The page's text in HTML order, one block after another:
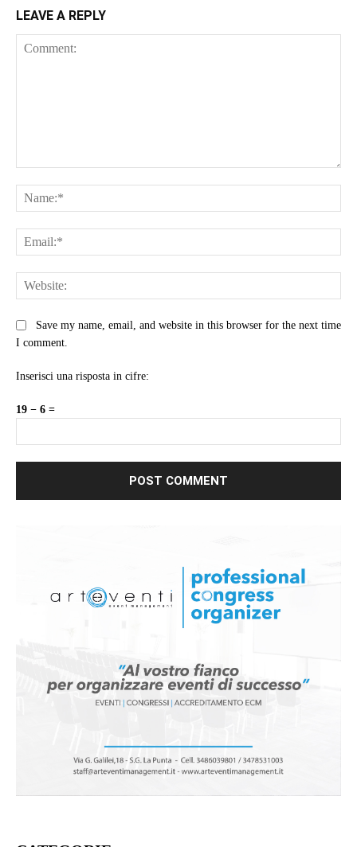
LEAVE A REPLY
Save my name, email, and website in this browser for the next time
I comment.
Inserisci una risposta in cifre:
19 − 6 =